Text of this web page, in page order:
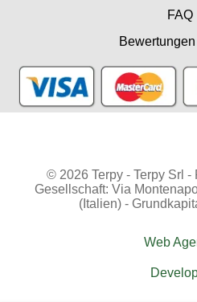
FAQ
© 2026 Terpy - Terpy Srl -
Gesellschaft: Via
(Italien) -
Web